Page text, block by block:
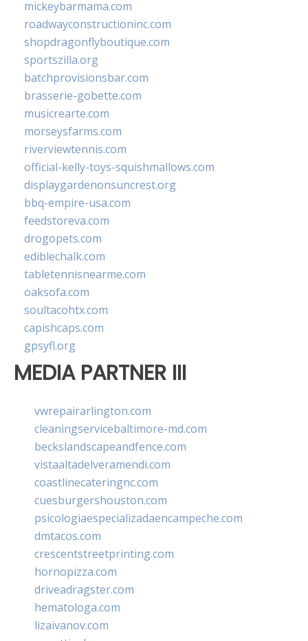
mickeybarmama.com
roadwayconstructioninc.com
shopdragonflyboutique.com
sportszilla.org
batchprovisionsbar.com
brasserie-gobette.com
musicrearte.com
morseysfarms.com
riverviewtennis.com
official-kelly-toys-squishmallows.com
displaygardenonsuncrest.org
bbq-empire-usa.com
feedstoreva.com
drogopets.com
ediblechalk.com
tabletennisnearme.com
oaksofa.com
soultacohtx.com
capishcaps.com
gpsyfl.org
MEDIA PARTNER III
vwrepairarlington.com
cleaningservicebaltimore-md.com
beckslandscapeandfence.com
vistaaltadelveramendi.com
coastlinecateringnc.com
cuesburgershouston.com
psicologiaespecializadaencampeche.com
dmtacos.com
crescentstreetprinting.com
hornopizza.com
driveadragster.com
hematologa.com
lizaivanov.com